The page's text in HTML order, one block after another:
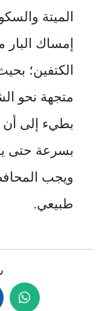
الميتة
إمساك
الكتفين؛
متجهة نحو
بطيء إلى أن
بسرعة حتى
ويجب
طبيعي.